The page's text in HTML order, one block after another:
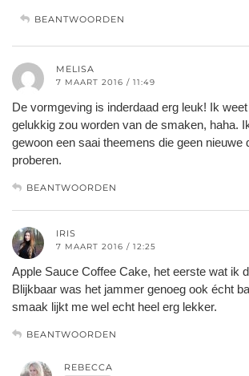
BEANTWOORDEN
MELISA
7 MAART 2016 / 11:49
De vormgeving is inderdaad erg leuk! Ik weet
gelukkig zou worden van de smaken, haha.
gewoon een saai theemens die geen nieuwe
proberen.
BEANTWOORDEN
IRIS
7 MAART 2016 / 12:25
Apple Sauce Coffee Cake, het eerste wat ik
Blijkbaar was het jammer genoeg ook écht
smaak lijkt me wel echt heel erg lekker.
BEANTWOORDEN
REBECCA